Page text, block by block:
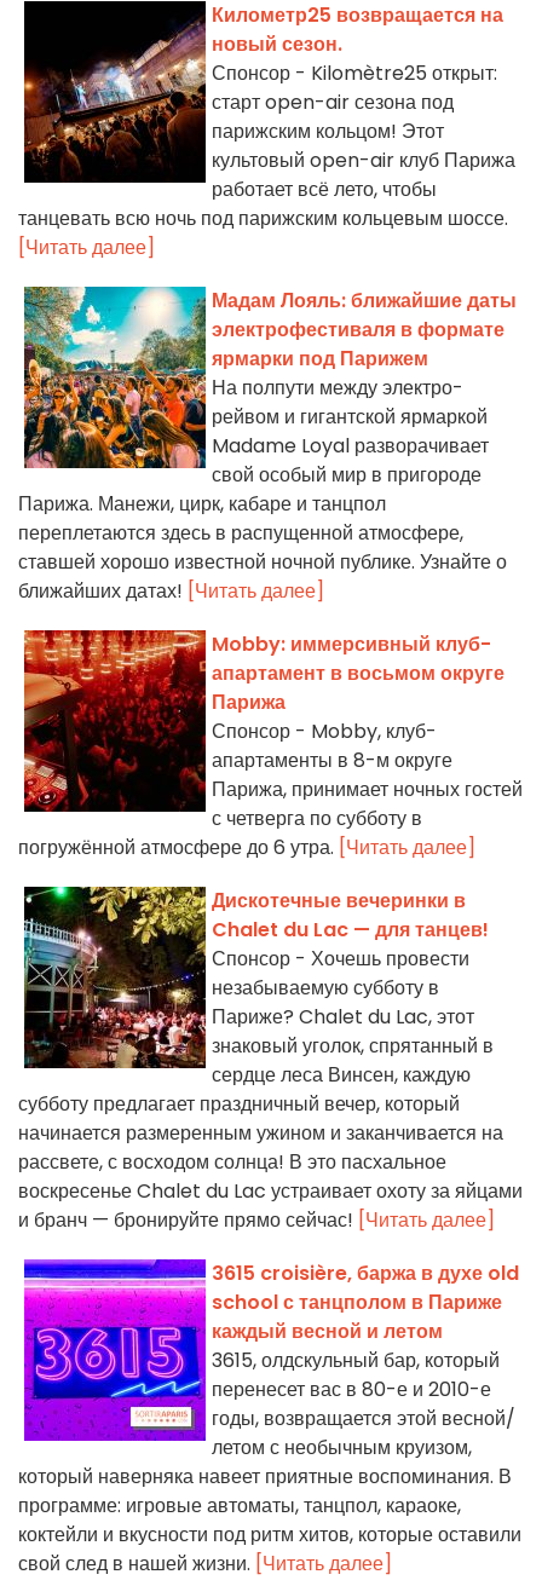
Километр25 возвращается на
новый сезон.
Спонсор - Kilomètre25 открыт:
старт open-air сезона под
парижским кольцом! Этот
культовый open-air клуб Парижа
работает всё лето, чтобы
танцевать всю ночь под парижским кольцевым шоссе.
[Читать далее]
Мадам Лояль: ближайшие даты
электрофестиваля в формате
ярмарки под Парижем
На полпути между электро-
рейвом и гигантской ярмаркой
Madame Loyal разворачивает
свой особый мир в пригороде
Парижа. Манежи, цирк, кабаре и танцпол
переплетаются здесь в распущенной атмосфере,
ставшей хорошо известной ночной публике. Узнайте о
ближайших датах! [Читать далее]
Mobby: иммерсивный клуб-
апартамент в восьмом округе
Парижа
Спонсор - Mobby, клуб-
апартаменты в 8-м округе
Парижа, принимает ночных гостей
с четверга по субботу в
погружённой атмосфере до 6 утра. [Читать далее]
Дискотечные вечеринки в
Chalet du Lac — для танцев!
Спонсор - Хочешь провести
незабываемую субботу в
Париже? Chalet du Lac, этот
знаковый уголок, спрятанный в
сердце леса Винсен, каждую
субботу предлагает праздничный вечер, который
начинается размеренным ужином и заканчивается на
рассвете, с восходом солнца! В это пасхальное
воскресенье Chalet du Lac устраивает охоту за яйцами
и бранч — бронируйте прямо сейчас! [Читать далее]
3615 croisière, баржа в духе old
school с танцполом в Париже
каждый весной и летом
3615, олдскульный бар, который
перенесет вас в 80-е и 2010-е
годы, возвращается этой весной/
летом с необычным круизом,
который наверняка навеет приятные воспоминания. В
программе: игровые автоматы, танцпол, караоке,
коктейли и вкусности под ритм хитов, которые оставили
свой след в нашей жизни. [Читать далее]